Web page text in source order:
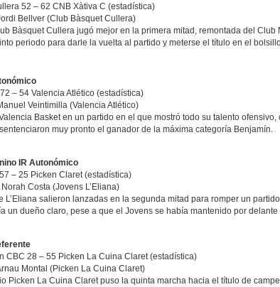
52 – 62 CNB Xàtiva C (estadística)
Bellver (Club Bàsquet Cullera)
Bàsquet Cullera jugó mejor en la primera mitad, remontada del Club
periodo para darle la vuelta al partido y meterse el título en el
– 54 Valencia Atlético (estadística)
Veintimilla (Valencia Atlético)
Basket en un partido en el que mostró todo su talento
muy pronto el ganador de la máxima categoría Benjamín.
IR Autonómico
– 25 Picken Claret (estadística)
Costa (Jovens L’Eliana)
L’Eliana salieron lanzadas en la segunda mitad para romper un
un dueño claro, pese a que el Jovens se había mantenido por
CBC 28 – 55 Picken La Cuina Claret (estadística)
Montal (Picken La Cuina Claret)
Picken La Cuina Claret puso la quinta marcha hacia el título de